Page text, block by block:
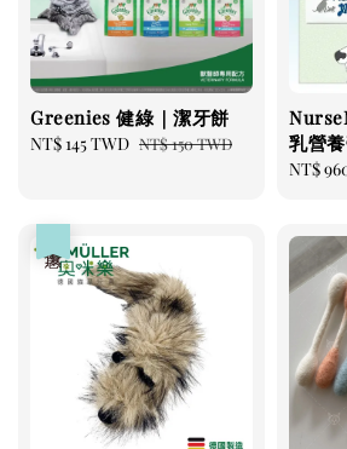
NT$ 145 TWD
Greenies 健綠｜潔牙餅
Sale
NT$ 145 TWD Regular
NT$ 150 TWD
乳營
Sale
NT$